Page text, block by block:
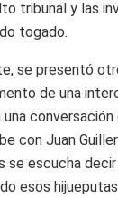
tribunal y las
togado.
, se presentó
de una
con Juan
se escucha
esos